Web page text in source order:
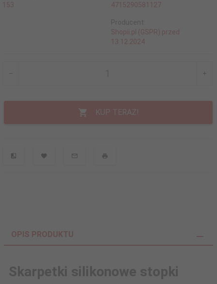
153
4715290581127
Producent:
Shopii.pl (GSPR) przed
13.12.2024
KUP TERAZ!
OPIS PRODUKTU
Skarpetki silikonowe stopki